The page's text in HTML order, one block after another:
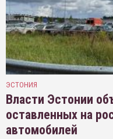
ЭСТОНИЯ
Власти Эстонии
оставленных на
автомобилей